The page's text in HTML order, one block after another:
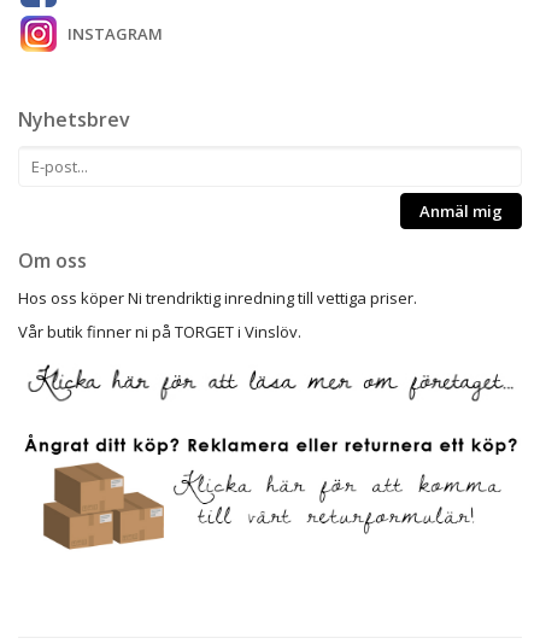
INSTAGRAM
Nyhetsbrev
Anmäl mig
Om oss
Hos oss köper Ni trendriktig inredning till vettiga priser.
Vår butik finner ni på TORGET i Vinslöv.